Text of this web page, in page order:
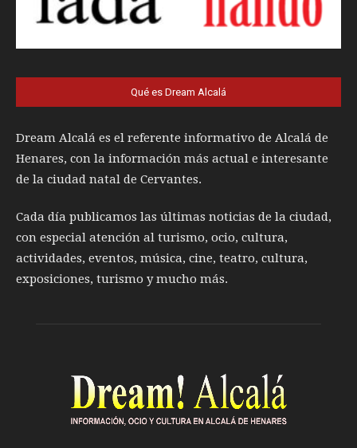
Qué es Dream Alcalá
Dream Alcalá es el referente informativo de Alcalá de
Henares, con la información más actual e interesante
de la ciudad natal de Cervantes.
Cada día publicamos las últimas noticias de la ciudad,
con especial atención al turismo, ocio, cultura,
actividades, eventos, música, cine, teatro, cultura,
exposiciones, turismo y mucho más.